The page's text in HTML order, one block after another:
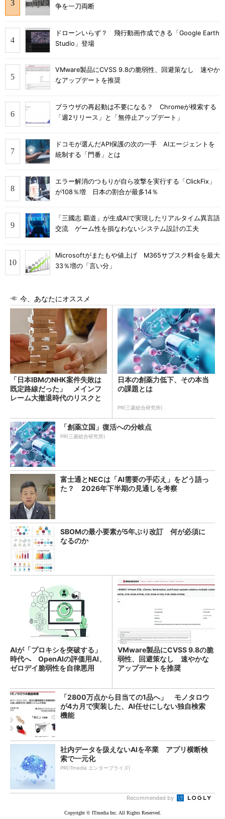
争を一刀両断
ドローンいらず？ 飛行動画作成できる「Google Earth
Studio」登場
VMware製品にCVSS 9.8の脆弱性、回避策なし 速やか
なアップデートを推奨
ブラウザの再起動は不要になる？ Chromeが模索する
「週2リリース」と「無停止アップデート」
ドコモが選んだAPI保護の次の一手 AIエージェントを
統制する「門番」とは
エラー解消のつもりが自ら攻撃を実行する「ClickFix」
が108％増 日本の割合が最多14％
「三國志 覇道」が生成AIで実現したリアルタイム異言語
交流 ゲーム性を損なわないシステム設計の工夫
Microsoftがまたもや値上げ M365サブスク料金を最大
33％増の「言い分」
今、あなたにオススメ
「日本IBMのNHK案件失敗は
既定路線だった」 メインフ
レーム大撤退時代のリスクと
日本の創薬力低下、その本当
の課題とは
PR(三菱総合研究所)
「創薬立国」復活への分岐点
PR(三菱総合研究所)
富士通とNECは「AI需要の手応え」をどう語っ
た？ 2026年下半期の見通しを考察
SBOMの最小要素が5年ぶり改訂 何が必須に
なるのか
AIが「プロキシを突破する」
時代へ OpenAIの評価用AI、
ゼロデイ脆弱性を自律悪用
VMware製品にCVSS 9.8の脆
弱性、回避策なし 速やかな
アップデートを推奨
「2800万点から目当ての1品へ」 モノタロウ
が4カ月で実装した、AI任せにしない独自検索
機能
社内データを扱えないAIを卒業 アプリ横断検
索で一元化
PR(ITmedia エンタープライズ)
Recommended by
Copyright © ITmedia Inc. All Rights Reserved.